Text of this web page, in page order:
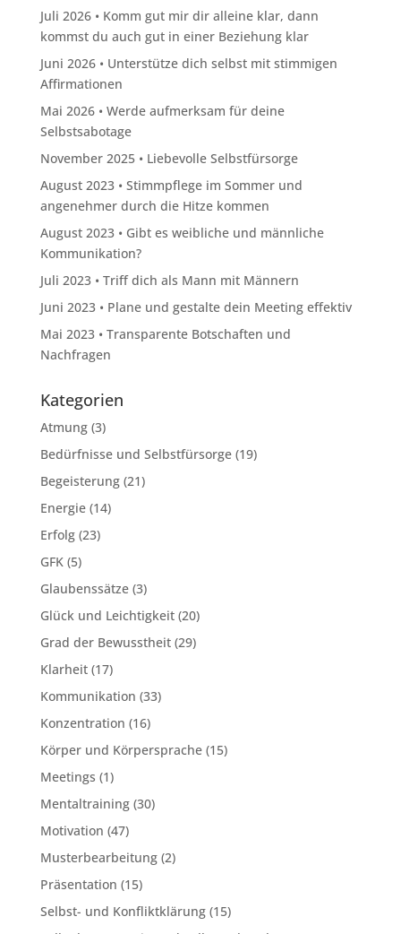
Juli 2026 • Komm gut mir dir alleine klar, dann
kommst du auch gut in einer Beziehung klar
Juni 2026 • Unterstütze dich selbst mit stimmigen
Affirmationen
Mai 2026 • Werde aufmerksam für deine
Selbstsabotage
November 2025 • Liebevolle Selbstfürsorge
August 2023 • Stimmpflege im Sommer und
angenehmer durch die Hitze kommen
August 2023 • Gibt es weibliche und männliche
Kommunikation?
Juli 2023 • Triff dich als Mann mit Männern
Juni 2023 • Plane und gestalte dein Meeting effektiv
Mai 2023 • Transparente Botschaften und
Nachfragen
Kategorien
Atmung(3)
Bedürfnisse und Selbstfürsorge(19)
Begeisterung(21)
Energie(14)
Erfolg(23)
GFK(5)
Glaubenssätze(3)
Glück und Leichtigkeit(20)
Grad der Bewusstheit(29)
Klarheit(17)
Kommunikation (33)
Konzentration (16)
Körper und Körpersprache(15)
Meetings (1)
Mentaltraining(30)
Motivation (47)
Musterbearbeitung(2)
Präsentation (15)
Selbst- und Konfliktklärung(15)